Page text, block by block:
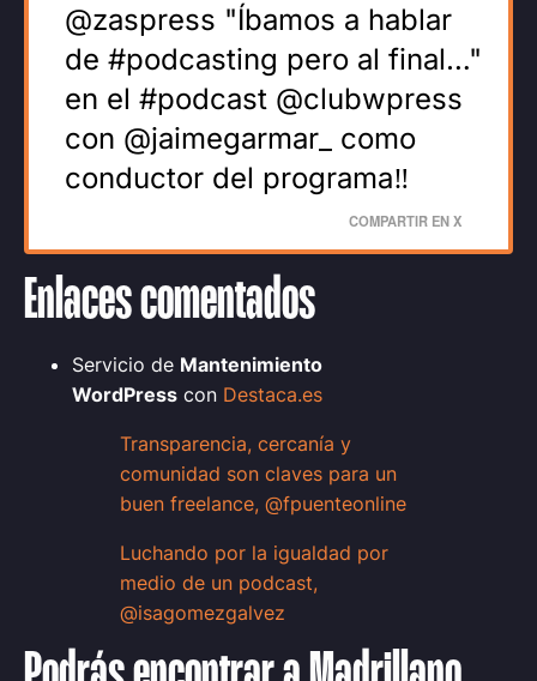
@zaspress "Íbamos a hablar
de #podcasting pero al final…"
en el #podcast @clubwpress
con @jaimegarmar_ como
conductor del programa‼️
COMPARTIR EN X
Enlaces comentados
Servicio de Mantenimiento
WordPress con Destaca.es
Transparencia, cercanía y
comunidad son claves para un
buen freelance, @fpuenteonline
Luchando por la igualdad por
medio de un podcast,
@isagomezgalvez